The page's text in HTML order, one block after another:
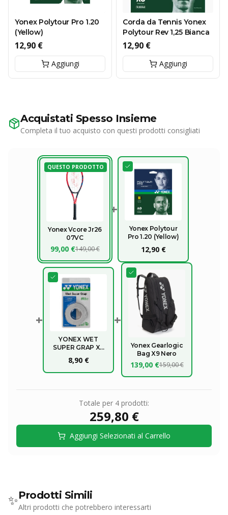
Yonex Polytour Pro 1.20
(Yellow)
12,90 €
Aggiungi
Corda da Tennis Yonex
Polytour Rev 1,25 Bianca
12,90 €
Aggiungi
Acquistati Spesso Insieme
Completa il tuo acquisto con questi prodotti consigliati
QUESTO PRODOTTO
Yonex Vcore Jr26
07VC
99,00 €149,00 €
+
Yonex Polytour
Pro 1.20 (Yellow)
12,90 €
+
YONEX WET
SUPER GRAP X3
8,90 €
+
Yonex Gearlogic
Bag X9 Nero
139,00 €159,00 €
Totale per 4 prodotti:
259,80 €
Aggiungi Selezionati al Carrello
✨Prodotti Simili
Altri prodotti che potrebbero interessarti